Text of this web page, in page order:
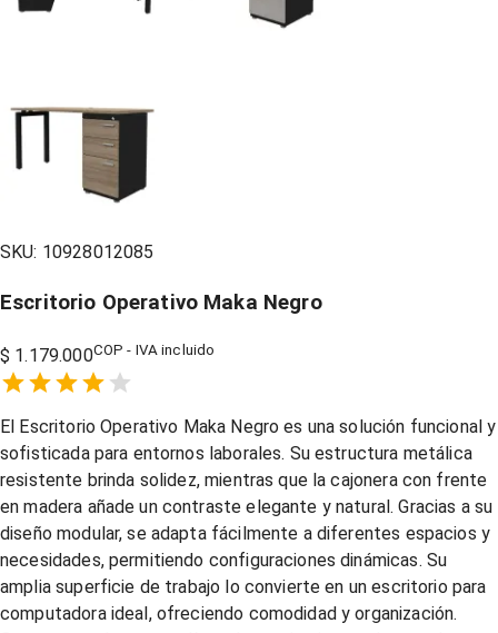
SKU: 10928012085
Escritorio Operativo Maka Negro
$ 1.179.000COP - IVA incluido
1 Star,
2 Stars,
3 Stars,
4 Stars,
5 Stars,
El Escritorio Operativo Maka Negro es una solución funcional y
sofisticada para entornos laborales. Su estructura metálica
resistente brinda solidez, mientras que la cajonera con frente
en madera añade un contraste elegante y natural. Gracias a su
diseño modular, se adapta fácilmente a diferentes espacios y
necesidades, permitiendo configuraciones dinámicas. Su
amplia superficie de trabajo lo convierte en un escritorio para
computadora ideal, ofreciendo comodidad y organización.